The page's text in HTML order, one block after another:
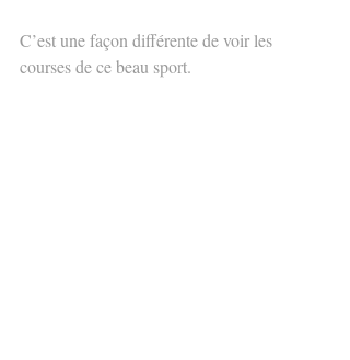
C’est une façon différente de voir les
courses de ce beau sport.